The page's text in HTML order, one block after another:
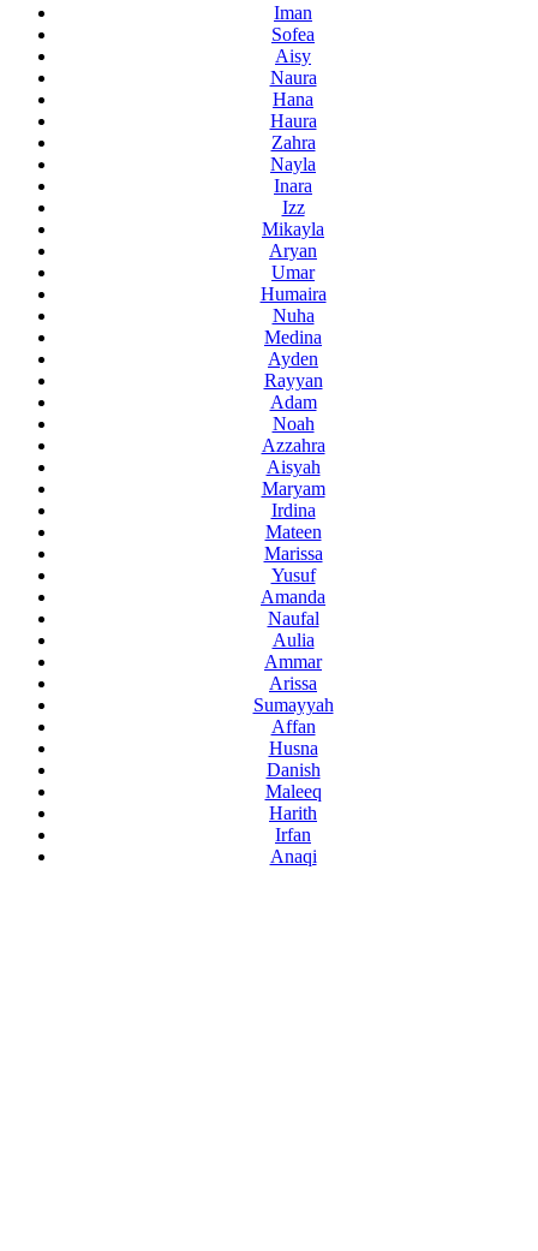
Iman
Sofea
Aisy
Naura
Hana
Haura
Zahra
Nayla
Inara
Izz
Mikayla
Aryan
Umar
Humaira
Nuha
Medina
Ayden
Rayyan
Adam
Noah
Azzahra
Aisyah
Maryam
Irdina
Mateen
Marissa
Yusuf
Amanda
Naufal
Aulia
Ammar
Arissa
Sumayyah
Affan
Husna
Danish
Maleeq
Harith
Irfan
Anaqi